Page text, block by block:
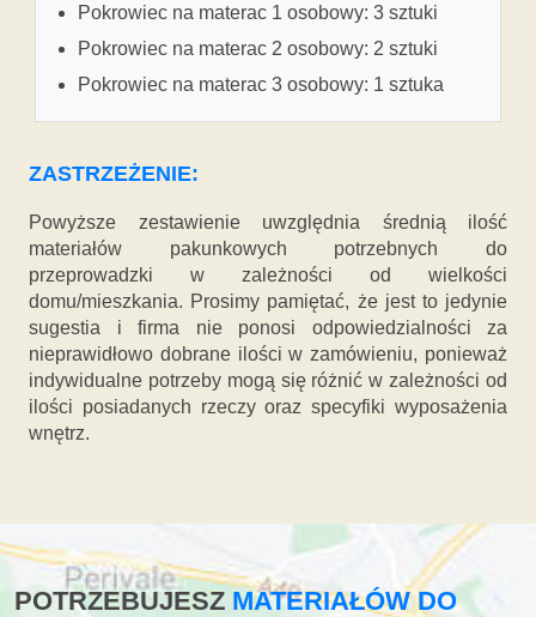
Pokrowiec na materac 1 osobowy: 3 sztuki
Pokrowiec na materac 2 osobowy: 2 sztuki
Pokrowiec na materac 3 osobowy: 1 sztuka
ZASTRZEŻENIE:
Powyższe zestawienie uwzględnia średnią ilość
materiałów pakunkowych potrzebnych do
przeprowadzki w zależności od wielkości
domu/mieszkania. Prosimy pamiętać, że jest to jedynie
sugestia i firma nie ponosi odpowiedzialności za
nieprawidłowo dobrane ilości w zamówieniu, ponieważ
indywidualne potrzeby mogą się różnić w zależności od
ilości posiadanych rzeczy oraz specyfiki wyposażenia
wnętrz.
POTRZEBUJESZMATERIAŁÓW DO